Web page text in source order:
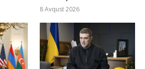
8 Avqust 2026